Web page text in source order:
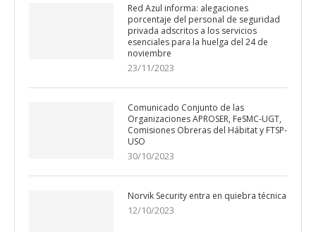
Red Azul informa: alegaciones
porcentaje del personal de seguridad
privada adscritos a los servicios
esenciales para la huelga del 24 de
noviembre
23/11/2023
Comunicado Conjunto de las
Organizaciones APROSER, FeSMC-UGT,
Comisiones Obreras del Hábitat y FTSP-
USO
30/10/2023
Norvik Security entra en quiebra técnica
12/10/2023